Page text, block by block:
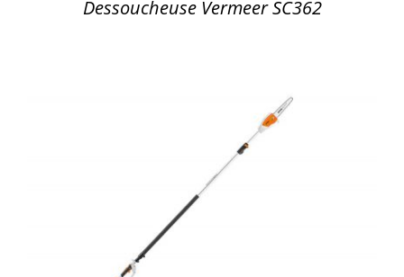
Dessoucheuse Vermeer SC362
DÉTAILS